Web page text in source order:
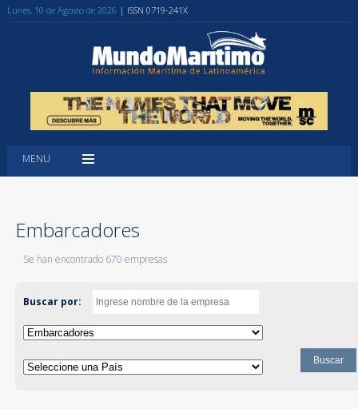
Lunes, 10 de Agosto de 2026 | ISSN 0719-241X
MENU
Embarcadores
Se han encontrado 670 empresas
Buscar por: